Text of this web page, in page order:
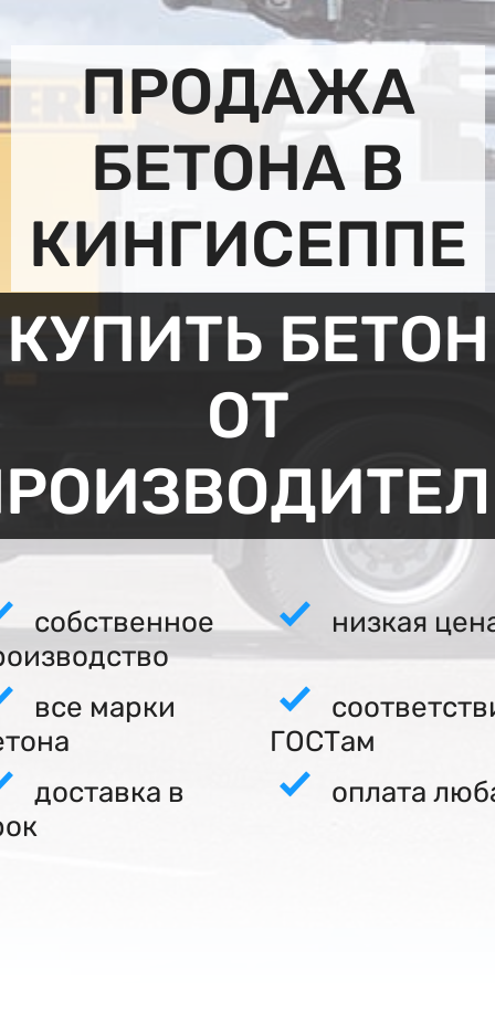
ПРОДАЖА
БЕТОНА В
КИНГИСЕППЕ
КУПИТЬ БЕТОН
ОТ
собственное
низкая
все марки
ГОСТам
доставка в
оплата